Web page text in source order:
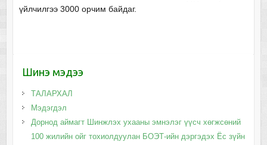
үйлчилгээ 3000 орчим байдаг.
Шинэ мэдээ
ТАЛАРХАЛ
Мэдэгдэл
Дорнод аймагт Шинжлэх ухааны эмнэлэг үүсч хөгжсөний
100 жилийн ойг тохиолдуулан БОЭТ-ийн дэргэдэх Ёс зүйн